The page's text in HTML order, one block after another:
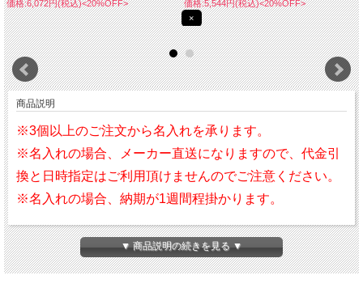
価格:6,072円(税込)<20%OFF>
価格:5,544円(税込)<20%OFF>
×
商品説明
※3個以上のご注文から名入れを承ります。
※名入れの場合、メーカー直送になりますので、代金引
換と日時指定はご利用頂けませんのでご注意ください。
※名入れの場合、納期が1週間程掛かります。
日本ハンドボール協会の新規程に適合した【屋内用・屋
▼ 商品説明の続きを見る ▼